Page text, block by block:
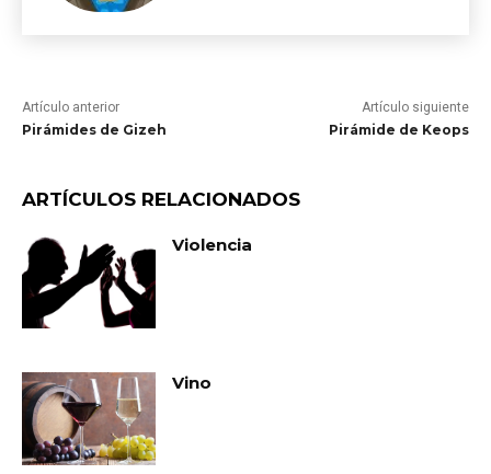
Artículo anterior
Pirámides de Gizeh
Artículo siguiente
Pirámide de Keops
ARTÍCULOS RELACIONADOS
Violencia
Vino